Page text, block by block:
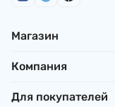
Магазин
Компания
Для покупателей